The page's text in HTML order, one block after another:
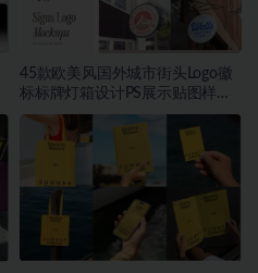
45款欧美风国外城市街头Logo徽
标标牌灯箱设计PS展示贴图样机
模板